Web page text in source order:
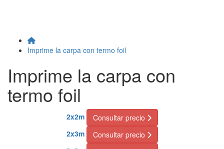
Imprime la carpa con termo foil
Imprime la carpa con
termo foil
2x2m
Consultar precio
2x3m
Consultar precio